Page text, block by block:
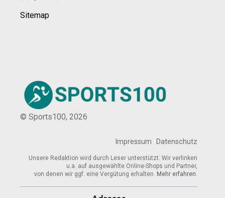
Sitemap
© Sports100, 2026
Impressum Datenschutz
Unsere Redaktion wird durch Leser unterstützt. Wir verlinken
u.a. auf ausgewählte Online-Shops und Partner,
von denen wir ggf. eine Vergütung erhalten. Mehr erfahren.